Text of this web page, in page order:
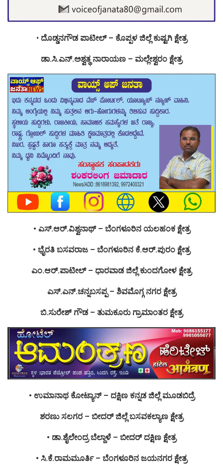
• ದೊಡ್ಡನಗೌಡ ಪಾಟೀಲ್ – ಕೊಪ್ಪಳ ಜಿಲ್ಲೆ ಕುಷ್ಟಗಿ ಕ್ಷೇತ್ರ
ಡಾ.ಸಿ.ಎನ್.ಅಶ್ವತ್ಥ ನಾರಾಯಣ – ಮಲ್ಲೇಶ್ವರಂ ಕ್ಷೇತ್ರ
• ಎಸ್.ಆರ್.ವಿಶ್ವನಾಥ್ – ಬೆಂಗಳೂರಿನ ಯಲಹಂಕ ಕ್ಷೇತ್ರ
• ಭೈರತಿ ಬಸವರಾಜ – ಬೆಂಗಳೂರಿನ ಕೆ.ಆರ್.ಪುರಂ ಕ್ಷೇತ್ರ
ಎಂ.ಆರ್.ಪಾಟೀಲ್ – ಧಾರವಾಡ ಜಿಲ್ಲೆ ಕುಂದಗೋಳ ಕ್ಷೇತ್ರ
ಎಸ್.ಎನ್.ಚನ್ನಬಸಪ್ಪ – ಶಿವಮೊಗ್ಗ ನಗರ ಕ್ಷೇತ್ರ
ಬಿ.ಸುರೇಶ್ ಗೌಡ – ತುಮಕೂರು ಗ್ರಾಮಾಂತರ ಕ್ಷೇತ್ರ
• ಉಮಾನಾಥ ಕೋಟ್ಯಾನ್ – ದಕ್ಷಿಣ ಕನ್ನಡ ಜಿಲ್ಲೆ ಮೂಡಬಿದ್ರೆ
ಶರಣು ಸಲಗರ – ಬೀದರ್ ಜಿಲ್ಲೆ ಬಸವಕಲ್ಯಾಣ ಕ್ಷೇತ್ರ
• ಡಾ.ಶೈಲೇಂದ್ರ ಬೆಲ್ದಾಳೆ – ಬೀದ‌ರ್ ದಕ್ಷಿಣ ಕ್ಷೇತ್ರ
• ಸಿ.ಕೆ.ರಾಮಮೂರ್ತಿ – ಬೆಂಗಳೂರಿನ ಜಯನಗರ ಕ್ಷೇತ್ರ